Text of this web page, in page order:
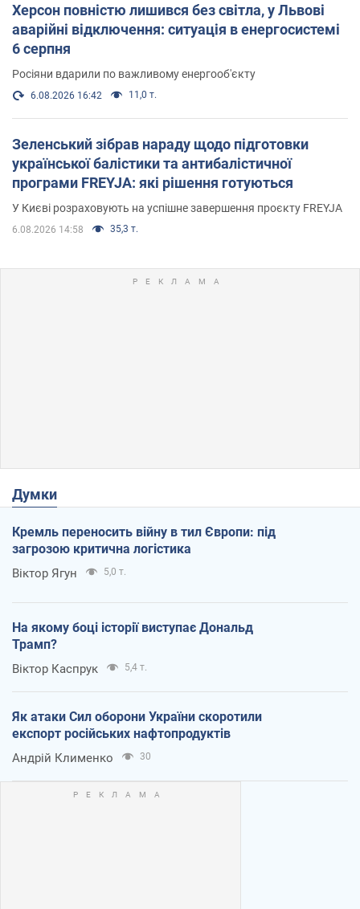
Херсон повністю лишився без світла, у Львові
аварійні відключення: ситуація в енергосистемі
6 серпня
Росіяни вдарили по важливому енергооб'єкту
6.08.2026 16:42 11,0 т.
Зеленський зібрав нараду щодо підготовки
української балістики та антибалістичної
програми FREYJA: які рішення готуються
У Києві розраховують на успішне завершення проєкту FREYJA
6.08.2026 14:58 35,3 т.
Думки
Кремль переносить війну в тил Європи: під
загрозою критична логістика
Віктор Ягун 5,0 т.
На якому боці історії виступає Дональд
Трамп?
Віктор Каспрук 5,4 т.
Як атаки Сил оборони України скоротили
експорт російських нафтопродуктів
Андрій Клименко 30